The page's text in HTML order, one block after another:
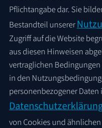
Pflichtangabe dar. Sie
Bestandteil unserer
Zugriff auf die Website
aus diesen Hinweisen
vertraglichen
in den
personenbezogener Daten
von Cookies und